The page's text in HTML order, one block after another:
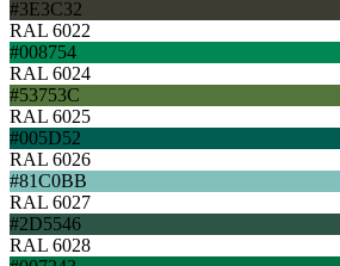
#3E3C32
RAL 6022
#008754
RAL 6024
#53753C
RAL 6025
#005D52
RAL 6026
#81C0BB
RAL 6027
#2D5546
RAL 6028